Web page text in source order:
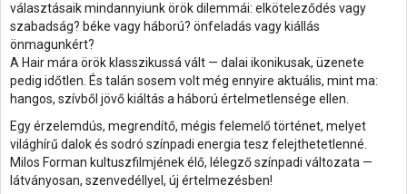
választásaik mindannyiunk örök dilemmái: elköteleződés vagy
szabadság? béke vagy háború? önfeladás vagy kiállás
önmagunkért?
A Hair mára örök klasszikussá vált — dalai ikonikusak, üzenete
pedig időtlen. És talán sosem volt még ennyire aktuális, mint ma:
hangos, szívből jövő kiáltás a háború értelmetlensége ellen.
Egy érzelemdús, megrendítő, mégis felemelő történet, melyet
világhírű dalok és sodró színpadi energia tesz felejthetetlenné.
Milos Forman kultuszfilmjének élő, lélegző színpadi változata —
látványosan, szenvedéllyel, új értelmezésben!